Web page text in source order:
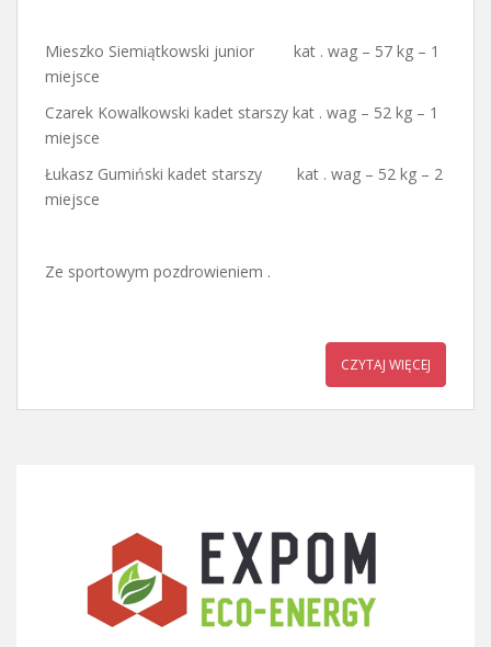
Mieszko Siemiątkowski junior kat . wag – 57 kg – 1
miejsce
Czarek Kowalkowski kadet starszy kat . wag – 52 kg – 1
miejsce
Łukasz Gumiński kadet starszy kat . wag – 52 kg – 2
miejsce
Ze sportowym pozdrowieniem .
CZYTAJ WIĘCEJ